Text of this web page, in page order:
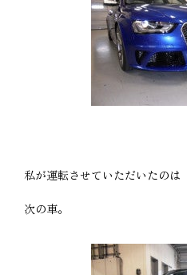
私が運転させていただいたのは
次の車。